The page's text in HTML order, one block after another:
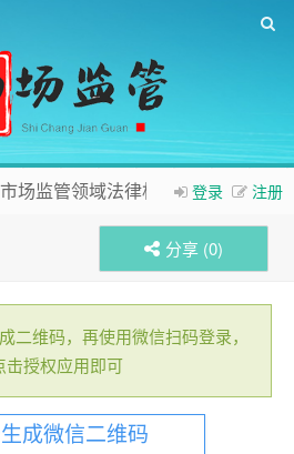
登录 注册
场监管领域法律相关内容
分享 (0)
二维码，再使用微信扫码登录，
击授权应用即可
成微信二维码